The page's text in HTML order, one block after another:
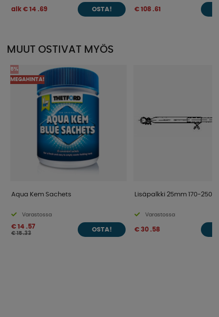
alk € 14 .69 OSTA! € 108 .61
MUUT OSTIVAT MYÖS
5%
MEGAHINTA!
Aqua Kem Sachets
Varastossa
€ 14 .57
€ 15 .33
OSTA!
Lisäpalkki 25mm 170-
Varastossa
€ 30 .58